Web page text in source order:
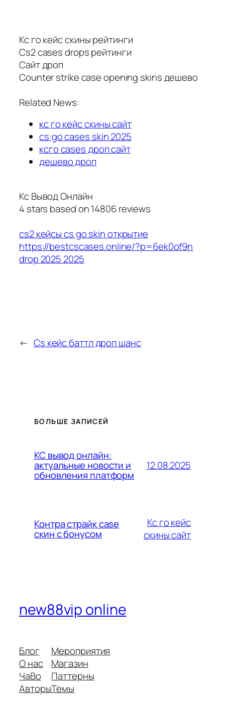
Кс го кейс скины рейтинги
Cs2 cases drops рейтинги
Сайт дроп
Counter strike case opening skins дешево
Related News:
кс го кейс скины сайт
cs:go cases skin 2025
ксго cases дроп сайт
дешево дроп
Кс Вывод Онлайн
4 stars based on14806reviews
cs2 кейсы cs go skin открытие
https://bestcscases.online/?p=6ek0of9n
drop 2025 2025
← Cs кейс баттл дроп шанс
БОЛЬШЕ ЗАПИСЕЙ
КС вывод онлайн:
актуальные новости и
обновления платформ
12.08.2025
Контра страйк case
скин с бонусом
Кс го кейс
скины сайт
new88vip online
Блог
О нас
ЧаВо
Авторы
Мероприятия
Магазин
Паттерны
Темы